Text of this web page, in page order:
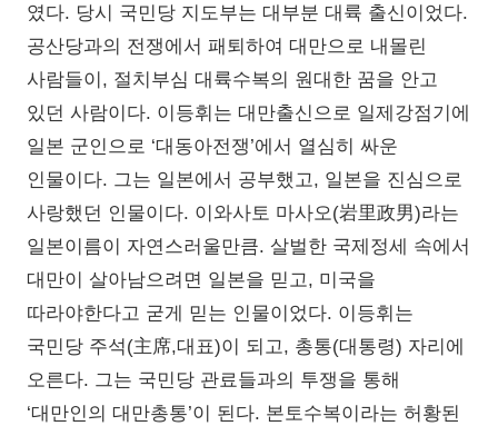
였다. 당시 국민당 지도부는 대부분 대륙 출신이었다.
공산당과의 전쟁에서 패퇴하여 대만으로 내몰린
사람들이, 절치부심 대륙수복의 원대한 꿈을 안고
있던 사람이다. 이등휘는 대만출신으로 일제강점기에
일본 군인으로 ‘대동아전쟁’에서 열심히 싸운
인물이다. 그는 일본에서 공부했고, 일본을 진심으로
사랑했던 인물이다. 이와사토 마사오(岩里政男)라는
일본이름이 자연스러울만큼. 살벌한 국제정세 속에서
대만이 살아남으려면 일본을 믿고, 미국을
따라야한다고 굳게 믿는 인물이었다. 이등휘는
국민당 주석(主席,대표)이 되고, 총통(대통령) 자리에
오른다. 그는 국민당 관료들과의 투쟁을 통해
‘대만인의 대만총통’이 된다. 본토수복이라는 허황된